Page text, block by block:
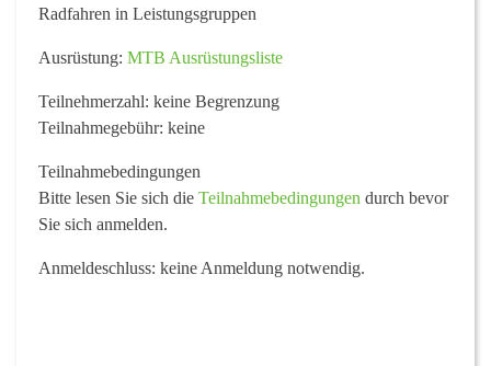
Radfahren in Leistungsgruppen
Ausrüstung: MTB Ausrüstungsliste
Teilnehmerzahl: keine Begrenzung
Teilnahmegebühr: keine
Teilnahmebedingungen
Bitte lesen Sie sich die Teilnahmebedingungen durch bevor
Sie sich anmelden.
Anmeldeschluss: keine Anmeldung notwendig.